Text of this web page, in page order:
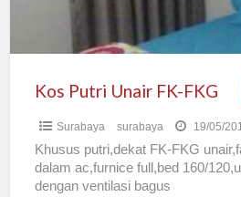
Kos Putri Unair FK-FKG
Surabaya surabaya 19/05/
Khusus putri,dekat FK-FKG
dalam ac,furnice full,bed 160/
dengan ventilasi bagus